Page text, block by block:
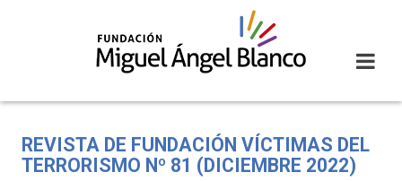
REVISTA DE FUNDACIÓN VÍCTIMAS DEL
TERRORISMO Nº 81 (DICIEMBRE 2022)